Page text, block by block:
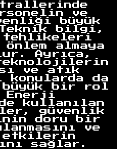
ve
büyük
bilgi,
tehlikeleri
önlem almaya
Ayrıca,
ve atık
da
bir rol
Enerji
kullanılan
güvenlik
doru bir
ve
etkilerin
sağlar.